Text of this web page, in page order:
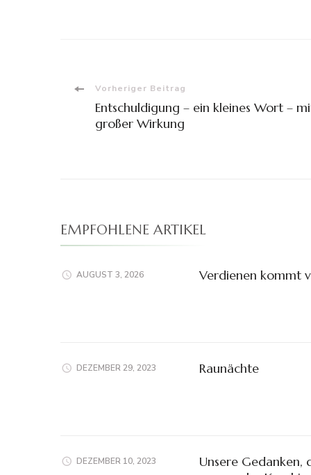
Beitragsnavigation
Vorheriger Beitrag
Entschuldigung – ein kleines Wort –
großer Wirkung
EMPFOHLENE ARTIKEL
AUGUST 3, 2026 Verdienen kommt
DEZEMBER 29, 2023 Raunächte
DEZEMBER 10, 2023
Unsere Gedanken,